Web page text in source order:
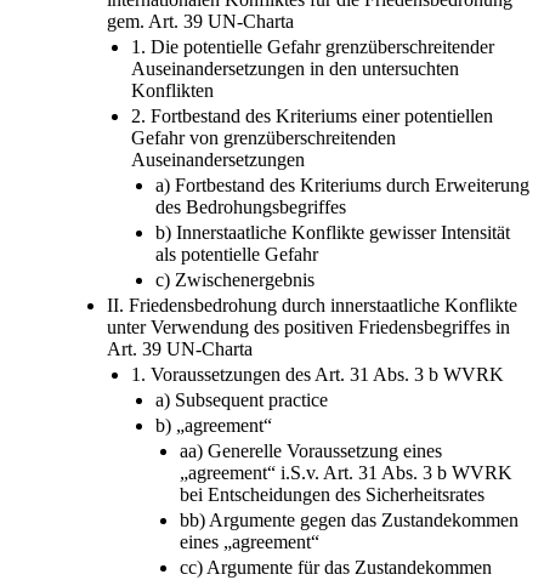
1. Die potentielle Gefahr grenzüberschreitender
Auseinandersetzungen in den untersuchten
Konflikten
2. Fortbestand des Kriteriums einer potentiellen
Gefahr von grenzüberschreitenden
Auseinandersetzungen
a) Fortbestand des Kriteriums durch Erweiterung
des Bedrohungsbegriffes
b) Innerstaatliche Konflikte gewisser Intensität
als potentielle Gefahr
c) Zwischenergebnis
II. Friedensbedrohung durch innerstaatliche Konflikte
unter Verwendung des positiven Friedensbegriffes in
Art. 39 UN-Charta
1. Voraussetzungen des Art. 31 Abs. 3 b WVRK
a) Subsequent practice
b) „agreement“
aa) Generelle Voraussetzung eines
„agreement“ i.S.v. Art. 31 Abs. 3 b WVRK
bei Entscheidungen des Sicherheitsrates
bb) Argumente gegen das Zustandekommen
eines „agreement“
cc) Argumente für das Zustandekommen
eines „agreement“